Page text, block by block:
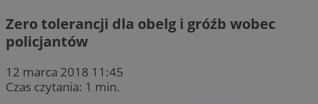
Zero tolerancji dla obelg i gróźb wobec
policjantów
12 marca 2018 11:45
Czas czytania: 1 min.